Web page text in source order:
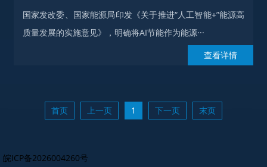
国家发改委、国家能源局印发《关于推进“人工智能+”能源高
质量发展的实施意见》，明确将AI节能作为能源···
查看详情
首页 上一页 1 下一页 末页
皖ICP备2026004260号